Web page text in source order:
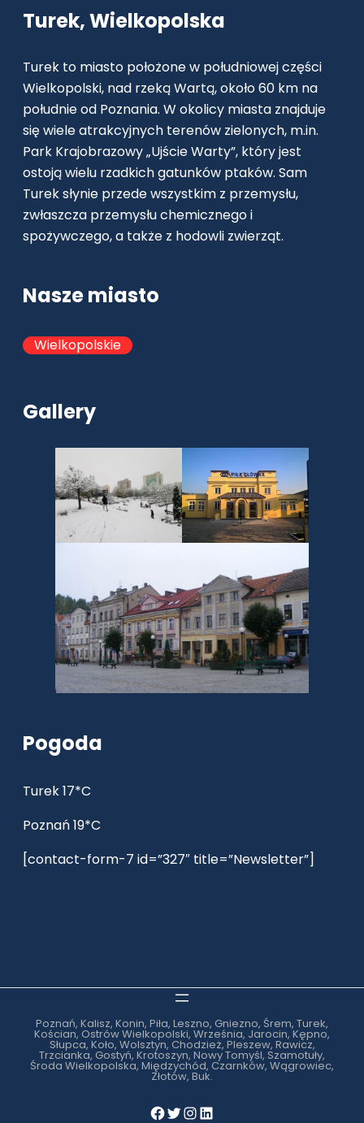
Turek, Wielkopolska
Turek to miasto położone w południowej części
Wielkopolski, nad rzeką Wartą, około 60 km na
południe od Poznania. W okolicy miasta znajduje
się wiele atrakcyjnych terenów zielonych, m.in.
Park Krajobrazowy „Ujście Warty”, który jest
ostoją wielu rzadkich gatunków ptaków. Sam
Turek słynie przede wszystkim z przemysłu,
zwłaszcza przemysłu chemicznego i
spożywczego, a także z hodowli zwierząt.
Nasze miasto
Wielkopolskie
Gallery
Pogoda
Turek 17*C
Poznań 19*C
[contact-form-7 id=”327″ title=”Newsletter”]
Poznań, Kalisz, Konin, Piła, Leszno, Gniezno, Śrem, Turek,
Kościan, Ostrów Wielkopolski, Września, Jarocin, Kępno,
Słupca, Koło, Wolsztyn, Chodzież, Pleszew, Rawicz,
Trzcianka, Gostyń, Krotoszyn, Nowy Tomyśl, Szamotuły,
Środa Wielkopolska, Międzychód, Czarnków, Wągrowiec,
Złotów, Buk.
Facebook Twitter Instagram LinkedIn